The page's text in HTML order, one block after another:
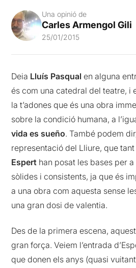
Una opinió de
Carles Armengol Gili
25/01/2015
Deia Lluís Pasqual en alguna
és com una catedral del teatre, i
la t’adones que és una obra
sobre la condició humana, a
vida es sueño. També podem
representació del Lliure, que
Espert han posat les bases per
sòlides i consistents, ja que és
a una obra com aquesta sense
una gran dosi de valentia.
Des de la primera escena,
gran força. Veiem l’entrada
que donen els anys (quasi